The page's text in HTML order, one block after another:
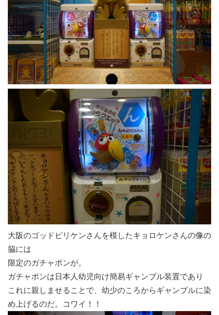
大阪のゴッドビリケンさんを模したキョロケンさんの像の
脇には
限定のガチャポンが。
ガチャポンは日本人幼児向け簡易ギャンブル装置であり
これに親しませることで、幼少のころからギャンブルに染
め上げるのだ。コワイ！！